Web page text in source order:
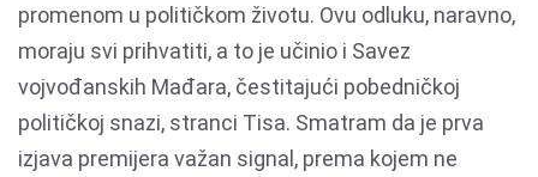
promenom u političkom životu. Ovu odluku, naravno,
moraju svi prihvatiti, a to je učinio i Savez
vojvođanskih Mađara, čestitajući pobedničkoj
političkoj snazi, stranci Tisa. Smatram da je prva
izjava premijera važan signal, prema kojem ne